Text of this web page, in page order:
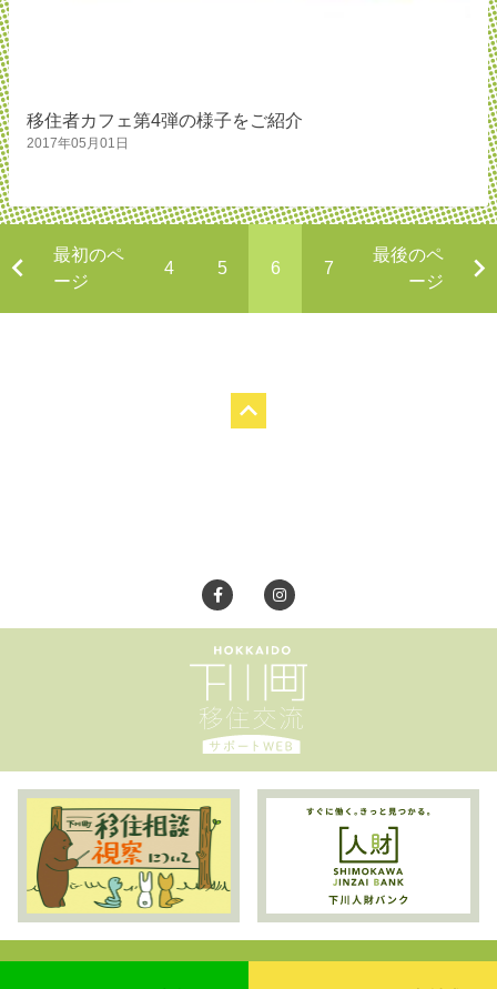
移住者カフェ第4弾の様子をご紹介
2017年05月01日
最初のペ
ージ
4 5 6 7
最後のペ
ージ
